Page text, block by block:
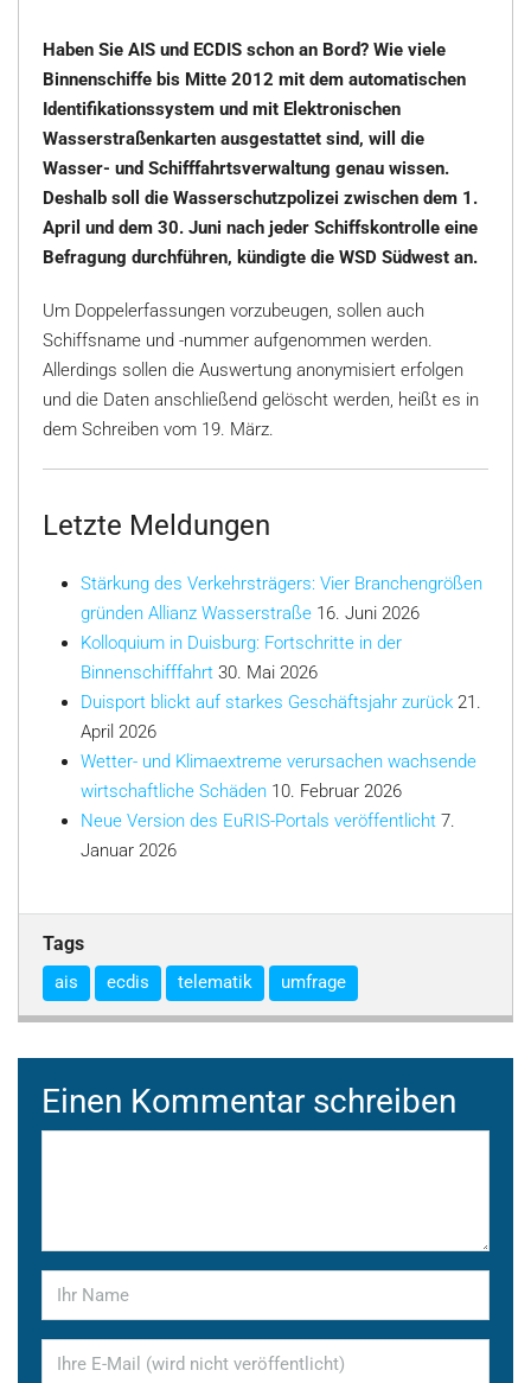
Haben Sie AIS und ECDIS schon an Bord? Wie viele
Binnenschiffe bis Mitte 2012 mit dem automatischen
Identifikationssystem und mit Elektronischen
Wasserstraßenkarten ausgestattet sind, will die
Wasser- und Schifffahrtsverwaltung genau wissen.
Deshalb soll die Wasserschutzpolizei zwischen dem 1.
April und dem 30. Juni nach jeder Schiffskontrolle eine
Befragung durchführen, kündigte die WSD Südwest an.
Um Doppelerfassungen vorzubeugen, sollen auch
Schiffsname und -nummer aufgenommen werden.
Allerdings sollen die Auswertung anonymisiert erfolgen
und die Daten anschließend gelöscht werden, heißt es in
dem Schreiben vom 19. März.
Letzte Meldungen
Stärkung des Verkehrsträgers: Vier Branchengrößen
gründen Allianz Wasserstraße 16. Juni 2026
Kolloquium in Duisburg: Fortschritte in der
Binnenschifffahrt 30. Mai 2026
Duisport blickt auf starkes Geschäftsjahr zurück 21.
April 2026
Wetter- und Klimaextreme verursachen wachsende
wirtschaftliche Schäden 10. Februar 2026
Neue Version des EuRIS-Portals veröffentlicht 7.
Januar 2026
Tags
ais ecdis telematik umfrage
Einen Kommentar schreiben